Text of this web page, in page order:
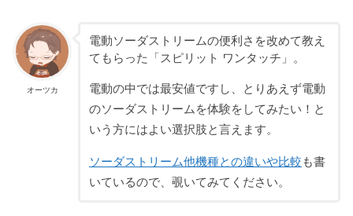
オーツカ
電動ソーダストリームの便利さを改めて教え
てもらった「スピリット ワンタッチ」。
電動の中では最安値ですし、とりあえず電動
のソーダストリームを体験をしてみたい！と
いう方にはよい選択肢と言えます。
ソーダストリーム他機種との違いや比較 も書
いているので、覗いてみてください。